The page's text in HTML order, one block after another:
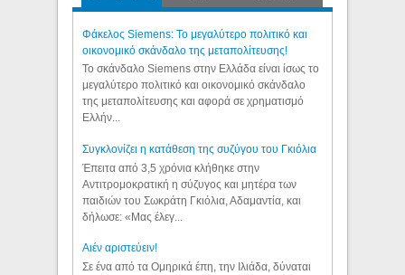
Φάκελος Siemens: Το μεγαλύτερο πολιτικό και
οικονομικό σκάνδαλο της μεταπολίτευσης!
Το σκάνδαλο Siemens στην Ελλάδα είναι ίσως το
μεγαλύτερο πολιτικό και οικονομικό σκάνδαλο
της μεταπολίτευσης και αφορά σε χρηματισμό
Ελλήν...
Συγκλονίζει η κατάθεση της συζύγου του Γκιόλια
Έπειτα από 3,5 χρόνια κλήθηκε στην
Αντιτρομοκρατική η σύζυγος και μητέρα των
παιδιών του Σωκράτη Γκιόλια, Αδαμαντία, και
δήλωσε: «Μας έλεγ...
Aιέν αριστεύειν!
Σε ένα από τα Ομηρικά έπη, την Ιλιάδα, δύναται